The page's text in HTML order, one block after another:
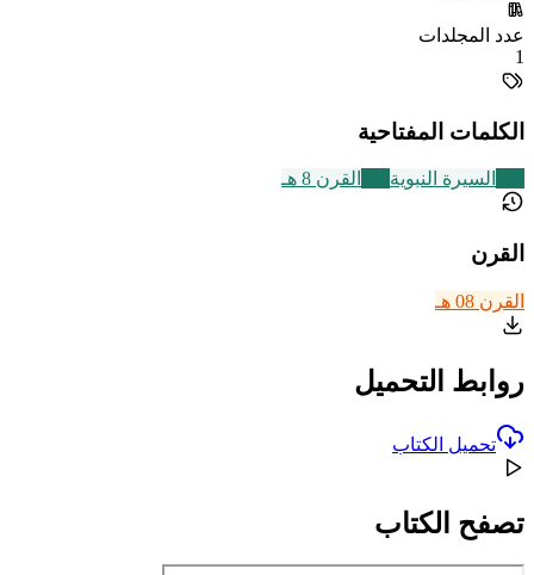
عدد المجلدات
1
الكلمات المفتاحية
السيرة النبوية القرن 8 هـ
القرن
القرن 08 هـ
روابط التحميل
تحميل الكتاب
تصفح الكتاب